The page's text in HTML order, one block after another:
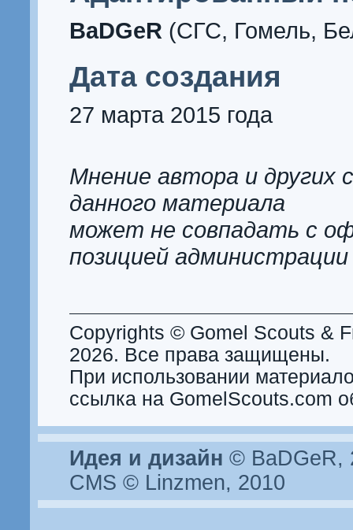
BaDGeR (СГС, Гомель,
Дата создания
27 марта 2015 года
Мнение автора и других
данного материала
может не совпадать с
позицией
Copyrights © Gomel Scouts &
2026. Все права защищены.
При использовании
ссылка на GomelScouts.com
Идея и дизайн © BaDGeR,
CMS © Linzmen, 2010